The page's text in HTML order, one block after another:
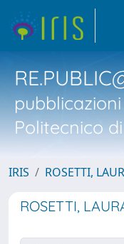
Politecnico
IRIS ROSETTI,
ROSETTI,